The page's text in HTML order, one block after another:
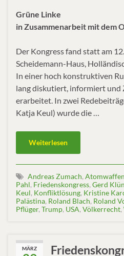
Grüne Linke
in Zusammenarbeit mit dem
Der Kongress fand statt am
Scheidemann-Haus,
In einer hoch konstruktiven
lang diskutiert, informiert und
erarbeitet. In zwei
Katja Keul) wurde die …
Weiterlesen
Andreas Zumach, Atomwaffen
Pahl, Friedenskongress, Gerd
Keul, Konfliktlösung, Kristine
Palästina, Roland Blach, Roland
Pflüger, Trump, USA, Völkerrecht,
MÄRZ